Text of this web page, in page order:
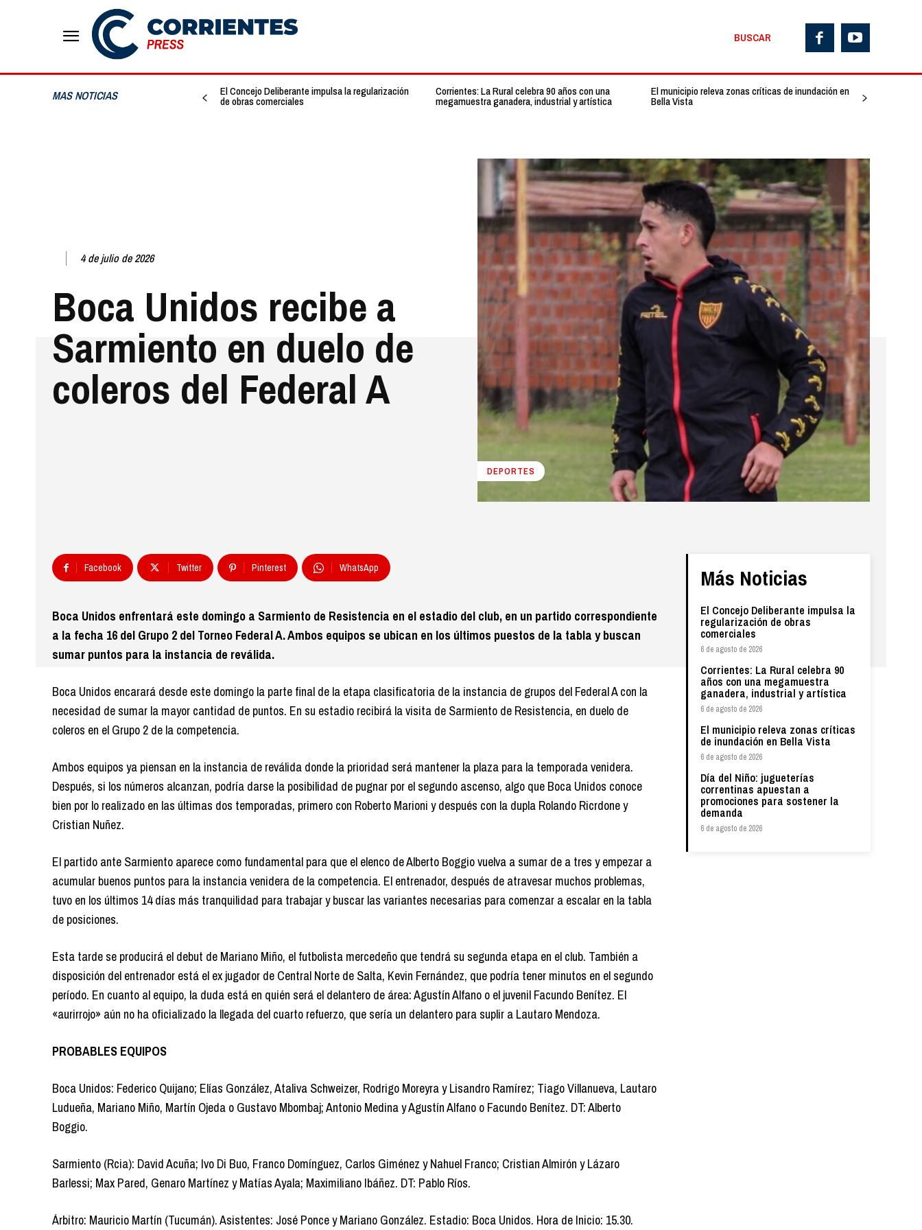
BUSCAR
MAS NOTICIAS El Concejo Deliberante impulsa la regularización
de obras comerciales
Corrientes: La Rural celebra 90 años con una
megamuestra ganadera, industrial y artística
El municipio releva zonas críticas de inundación en
Bella Vista
4 de julio de 2026
Boca Unidos recibe a
Sarmiento en duelo de
coleros del Federal A
DEPORTES
Facebook Twitter Pinterest WhatsApp
Boca Unidos enfrentará este domingo a Sarmiento de Resistencia en el estadio del club, en un partido correspondiente
a la fecha 16 del Grupo 2 del Torneo Federal A. Ambos equipos se ubican en los últimos puestos de la tabla y buscan
sumar puntos para la instancia de reválida.
Boca Unidos encarará desde este domingo la parte final de la etapa clasificatoria de la instancia de grupos del Federal A con la
necesidad de sumar la mayor cantidad de puntos. En su estadio recibirá la visita de Sarmiento de Resistencia, en duelo de
coleros en el Grupo 2 de la competencia.
Ambos equipos ya piensan en la instancia de reválida donde la prioridad será mantener la plaza para la temporada venidera.
Después, si los números alcanzan, podría darse la posibilidad de pugnar por el segundo ascenso, algo que Boca Unidos conoce
bien por lo realizado en las últimas dos temporadas, primero con Roberto Marioni y después con la dupla Rolando Ricrdone y
Cristian Nuñez.
El partido ante Sarmiento aparece como fundamental para que el elenco de Alberto Boggio vuelva a sumar de a tres y empezar a
acumular buenos puntos para la instancia venidera de la competencia. El entrenador, después de atravesar muchos problemas,
tuvo en los últimos 14 días más tranquilidad para trabajar y buscar las variantes necesarias para comenzar a escalar en la tabla
de posiciones.
Esta tarde se producirá el debut de Mariano Miño, el futbolista mercedeño que tendrá su segunda etapa en el club. También a
disposición del entrenador está el ex jugador de Central Norte de Salta, Kevin Fernández, que podría tener minutos en el segundo
período. En cuanto al equipo, la duda está en quién será el delantero de área: Agustín Alfano o el juvenil Facundo Benítez. El
«aurirrojo» aún no ha oficializado la llegada del cuarto refuerzo, que sería un delantero para suplir a Lautaro Mendoza.
PROBABLES EQUIPOS
Boca Unidos: Federico Quijano; Elías González, Ataliva Schweizer, Rodrigo Moreyra y Lisandro Ramírez; Tiago Villanueva, Lautaro
Ludueña, Mariano Miño, Martín Ojeda o Gustavo Mbombaj; Antonio Medina y Agustín Alfano o Facundo Benítez. DT: Alberto
Boggio.
Sarmiento (Rcia): David Acuña; Ivo Di Buo, Franco Domínguez, Carlos Giménez y Nahuel Franco; Cristian Almirón y Lázaro
Barlessi; Max Pared, Genaro Martínez y Matías Ayala; Maximiliano Ibáñez. DT: Pablo Ríos.
Árbitro: Mauricio Martín (Tucumán). Asistentes: José Ponce y Mariano González. Estadio: Boca Unidos. Hora de Inicio: 15.30.
Más Noticias
El Concejo Deliberante impulsa la
regularización de obras
comerciales
6 de agosto de 2026
Corrientes: La Rural celebra 90
años con una megamuestra
ganadera, industrial y artística
6 de agosto de 2026
El municipio releva zonas críticas
de inundación en Bella Vista
6 de agosto de 2026
Día del Niño: jugueterías
correntinas apuestan a
promociones para sostener la
demanda
6 de agosto de 2026